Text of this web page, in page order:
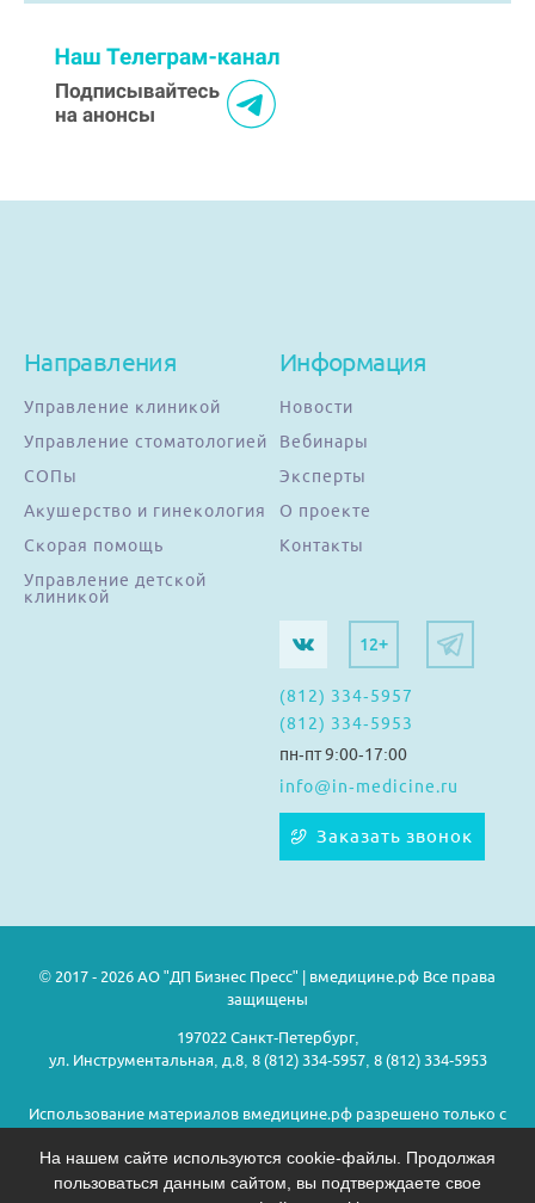
Направления
Управление клиникой
Управление стоматологией
СОПы
Акушерство и гинекология
Скорая помощь
Управление детской
клиникой
Информация
Новости
Вебинары
Эксперты
О проекте
Контакты
12+
(812) 334-5957
(812) 334-5953
пн-пт 9:00-17:00
info@in-medicine.ru
Заказать звонок
© 2017 - 2026 АО "ДП Бизнес Пресс" | вмедицине.рф Все права
защищены
197022 Санкт-Петербург,
ул. Инструментальная, д.8, 8 (812) 334-5957, 8 (812) 334-5953
Использование материалов вмедицине.рф разрешено только с
Политика конфиденциальности
На нашем сайте используются cookie-файлы. Продолжая
пользоваться данным сайтом, вы подтверждаете свое